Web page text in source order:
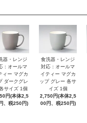
器・レンジ
：オールマ
ィー マグカ
ダークグレ
サイズ 1個
円(本体2,5
、税250円)
食洗器・レンジ
対応：オールマ
イティー マグカ
ップ グレー 各サ
イズ 1個
2,750円(本体2,5
00円、税250円)